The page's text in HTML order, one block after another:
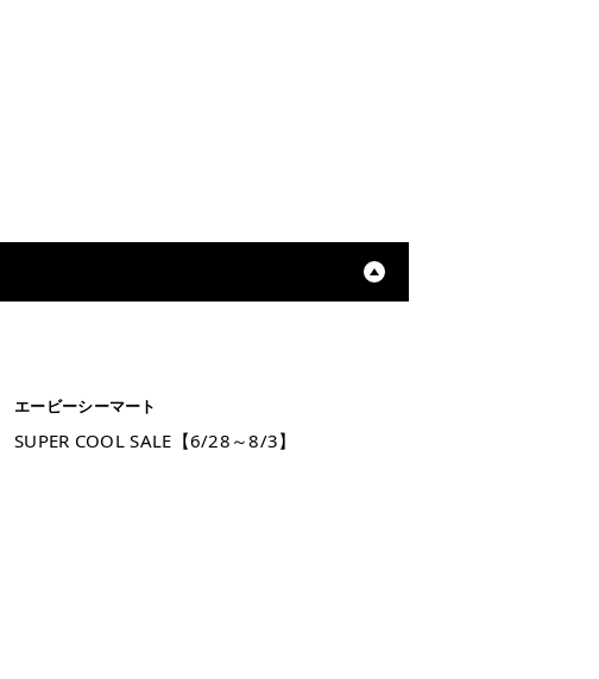
エービーシーマート
SUPER COOL SALE【6/28～8/3】